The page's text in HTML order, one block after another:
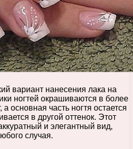
вариант нанесения лака на
ногтей окрашиваются в более
основная часть ногтя остается
в другой оттенок. Этот
и элегантный вид,
случая.